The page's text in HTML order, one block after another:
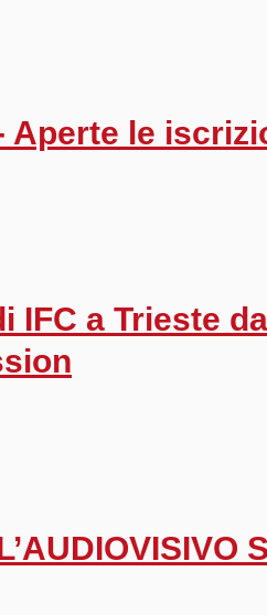
Aperte le
IFC a Trieste